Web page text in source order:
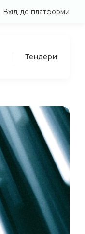
Вхід до платформи
Тендери